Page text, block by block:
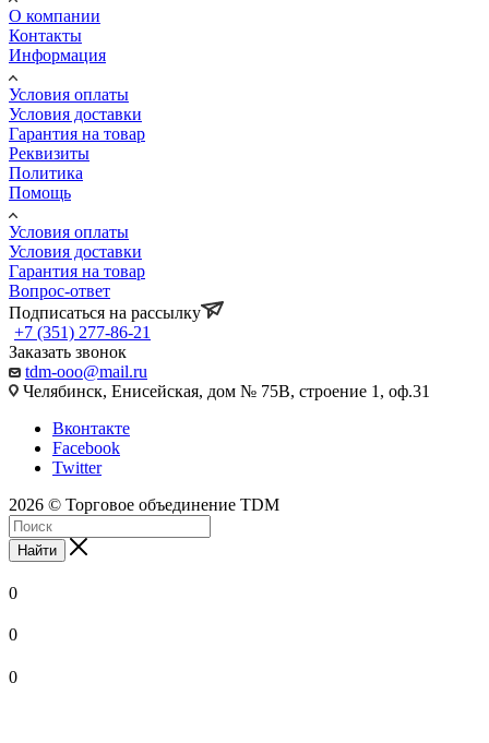
О компании
Контакты
Информация
Условия оплаты
Условия доставки
Гарантия на товар
Реквизиты
Политика
Помощь
Условия оплаты
Условия доставки
Гарантия на товар
Вопрос-ответ
Подписаться на рассылку
+7 (351) 277-86-21
Заказать звонок
tdm-ooo@mail.ru
Челябинск, Енисейская, дом № 75В, строение 1, оф.31
Вконтакте
Facebook
Twitter
2026 © Торговое объединение TDM
Найти
0
0
0